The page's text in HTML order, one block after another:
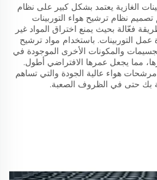
الغازية يعتمد بشكل كبير على نظام
نظام ترشيح هواء التوربينات
فعّالة بحيث يمنع اختراق المواد غير
التوربينات. باستخدام مواد ترشيح
والمكونات الأخرى الموجودة في
مما يجعل عمرها الافتراضي أطول.
هواء عالية الجودة والتي تساهم
بك حتى في الظروف الصعبة.